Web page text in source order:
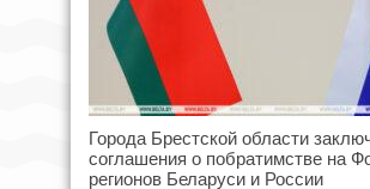
Города Брестской области
соглашения о побратимстве на
регионов Беларуси и России